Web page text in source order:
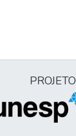
PROJETO